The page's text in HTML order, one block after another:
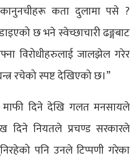
कता दुलामा पसे ?
छ भने स्वेच्छाचारी ढङ्गबाट
विरोधीहरुलाई जालझेल गरेर
रचेको स्पष्ट देखिएको छ।”
माफी दिने देखि गलत मनसायले
दिने नियतले प्रचण्ड सरकारले
पनि उनले टिप्पणी गरेका